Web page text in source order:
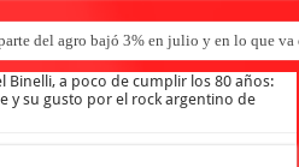
del agro bajó 3% en julio y en lo que va
Binelli, a poco de cumplir los 80 años:
y su gusto por el rock argentino de